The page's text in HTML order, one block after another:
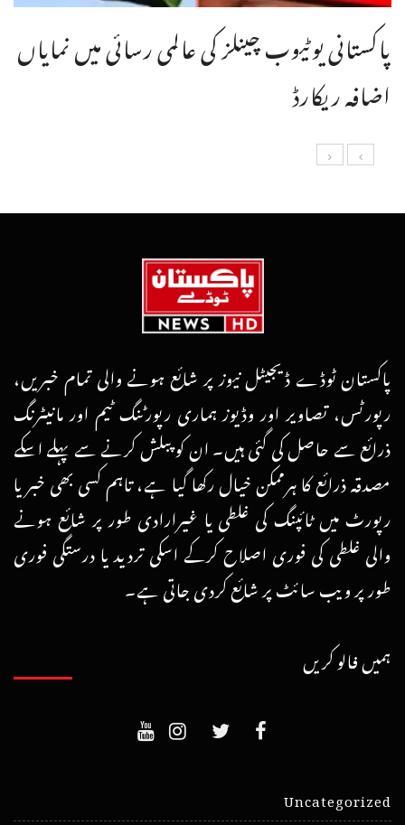
پاکستانی یوٹیوب چینلز کی عالمی رسائی میں نمایاں
اضافہ ریکارڈ
پاکستان ٹوڈے ڈیجیٹل نیوز پر شائع ہونے والی تمام خبریں،
رپورٹس، تصاویر اور وڈیوز ہماری رپورٹنگ ٹیم اور مانیٹرنگ
ذرائع سے حاصل کی گئی ہیں۔ ان کو پبلش کرنے سے پہلے اسکے
مصدقہ ذرائع کا ہرممکن خیال رکھا گیا ہے، تاہم کسی بھی خبر یا
رپورٹ میں ٹائپنگ کی غلطی یا غیرارادی طور پر شائع ہونے
والی غلطی کی فوری اصلاح کرکے اسکی تردید یا درستگی فوری
طور پر ویب سائٹ پر شائع کردی جاتی ہے۔
ہمیں فالو کریں
Uncategorized